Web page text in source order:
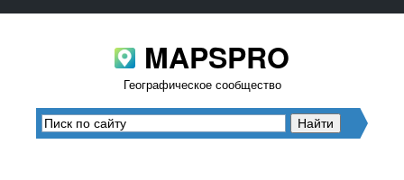
MAPSPRO
Географическое сообщество